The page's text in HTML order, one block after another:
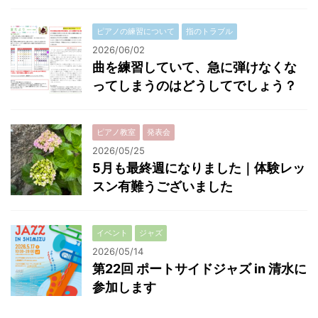
ピアノの練習について 指のトラブル
2026/06/02
曲を練習していて、急に弾けなくな
ってしまうのはどうしてでしょう？
ピアノ教室 発表会
2026/05/25
5月も最終週になりました｜体験レッ
スン有難うございました
イベント ジャズ
2026/05/14
第22回 ポートサイドジャズ in 清水に
参加します